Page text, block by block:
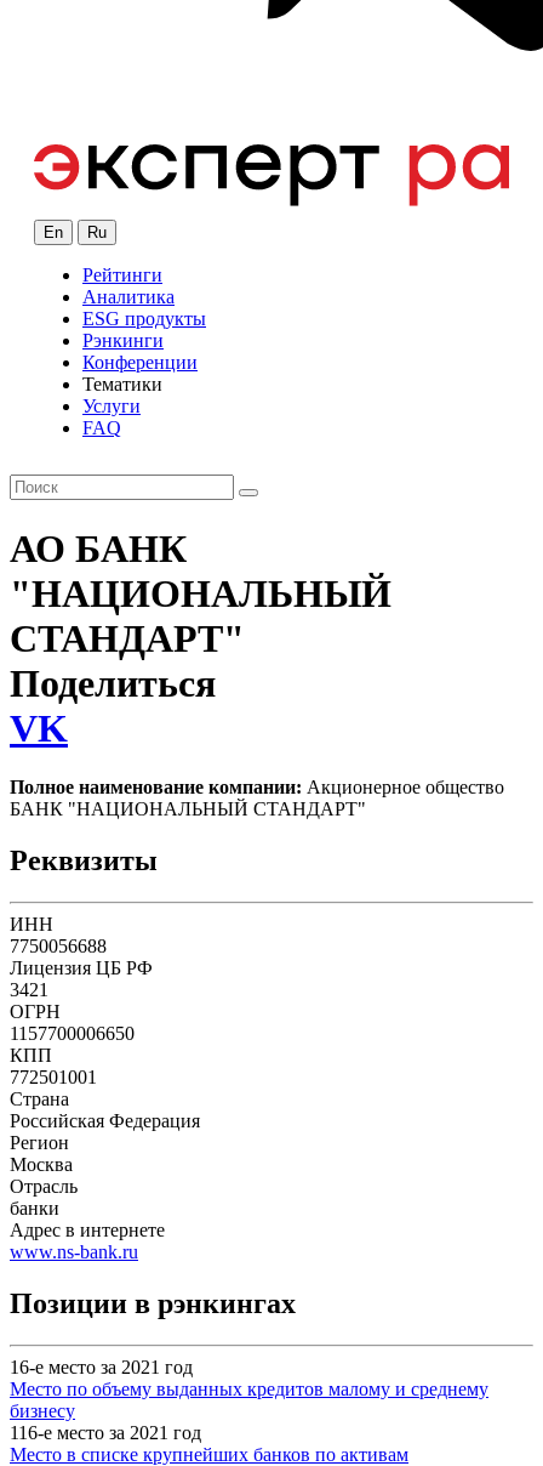
En Ru
Рейтинги
Аналитика
ESG продукты
Рэнкинги
Конференции
Тематики
Услуги
FAQ
АО БАНК
"НАЦИОНАЛЬНЫЙ
СТАНДАРТ"
Поделиться
VK
Полное наименование компании: Акционерное общество
БАНК "НАЦИОНАЛЬНЫЙ СТАНДАРТ"
Реквизиты
ИНН
7750056688
Лицензия ЦБ РФ
3421
ОГРН
1157700006650
КПП
772501001
Страна
Российская Федерация
Регион
Москва
Отрасль
банки
Адрес в интернете
www.ns-bank.ru
Позиции в рэнкингах
16-е место за 2021 год
Место по объему выданных кредитов малому и среднему
бизнесу
116-е место за 2021 год
Место в списке крупнейших банков по активам